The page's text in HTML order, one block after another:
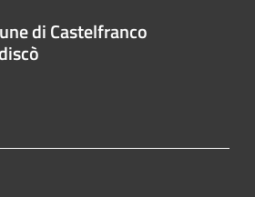
di Castelfranco